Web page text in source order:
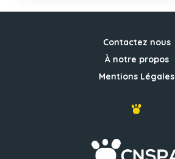
Contactez nous
À notre propos
Mentions Légales